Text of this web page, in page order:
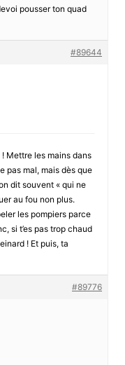
pousser ton quad
#89644
Mettre les mains dans
pas mal, mais dès que
dit souvent « qui ne
au fou non plus.
les pompiers parce
si t’es pas trop chaud
! Et puis, ta
#89776